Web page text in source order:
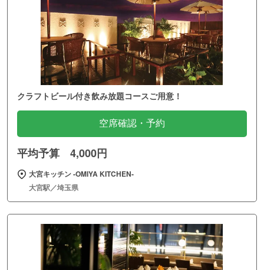
クラフトビール付き飲み放題コースご用意！
空席確認・予約
平均予算 4,000円
大宮キッチン ‐OMIYA KITCHEN‐
大宮駅／埼玉県